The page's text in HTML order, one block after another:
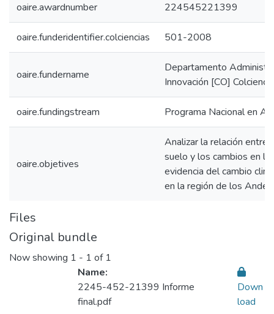
oaire.awardnumber 224545221399
oaire.funderidentifier.colciencias 501-2008
oaire.fundername
Departamento
Innovación [CO]
oaire.fundingstream Programa Nacional en
oaire.objetives
Analizar la relación entre
suelo y los cambios en
evidencia del cambio
en la región de los
Files
Original bundle
Now showing 1 - 1 of 1
Name:
2245-452-21399 Informe
final.pdf
Down
load